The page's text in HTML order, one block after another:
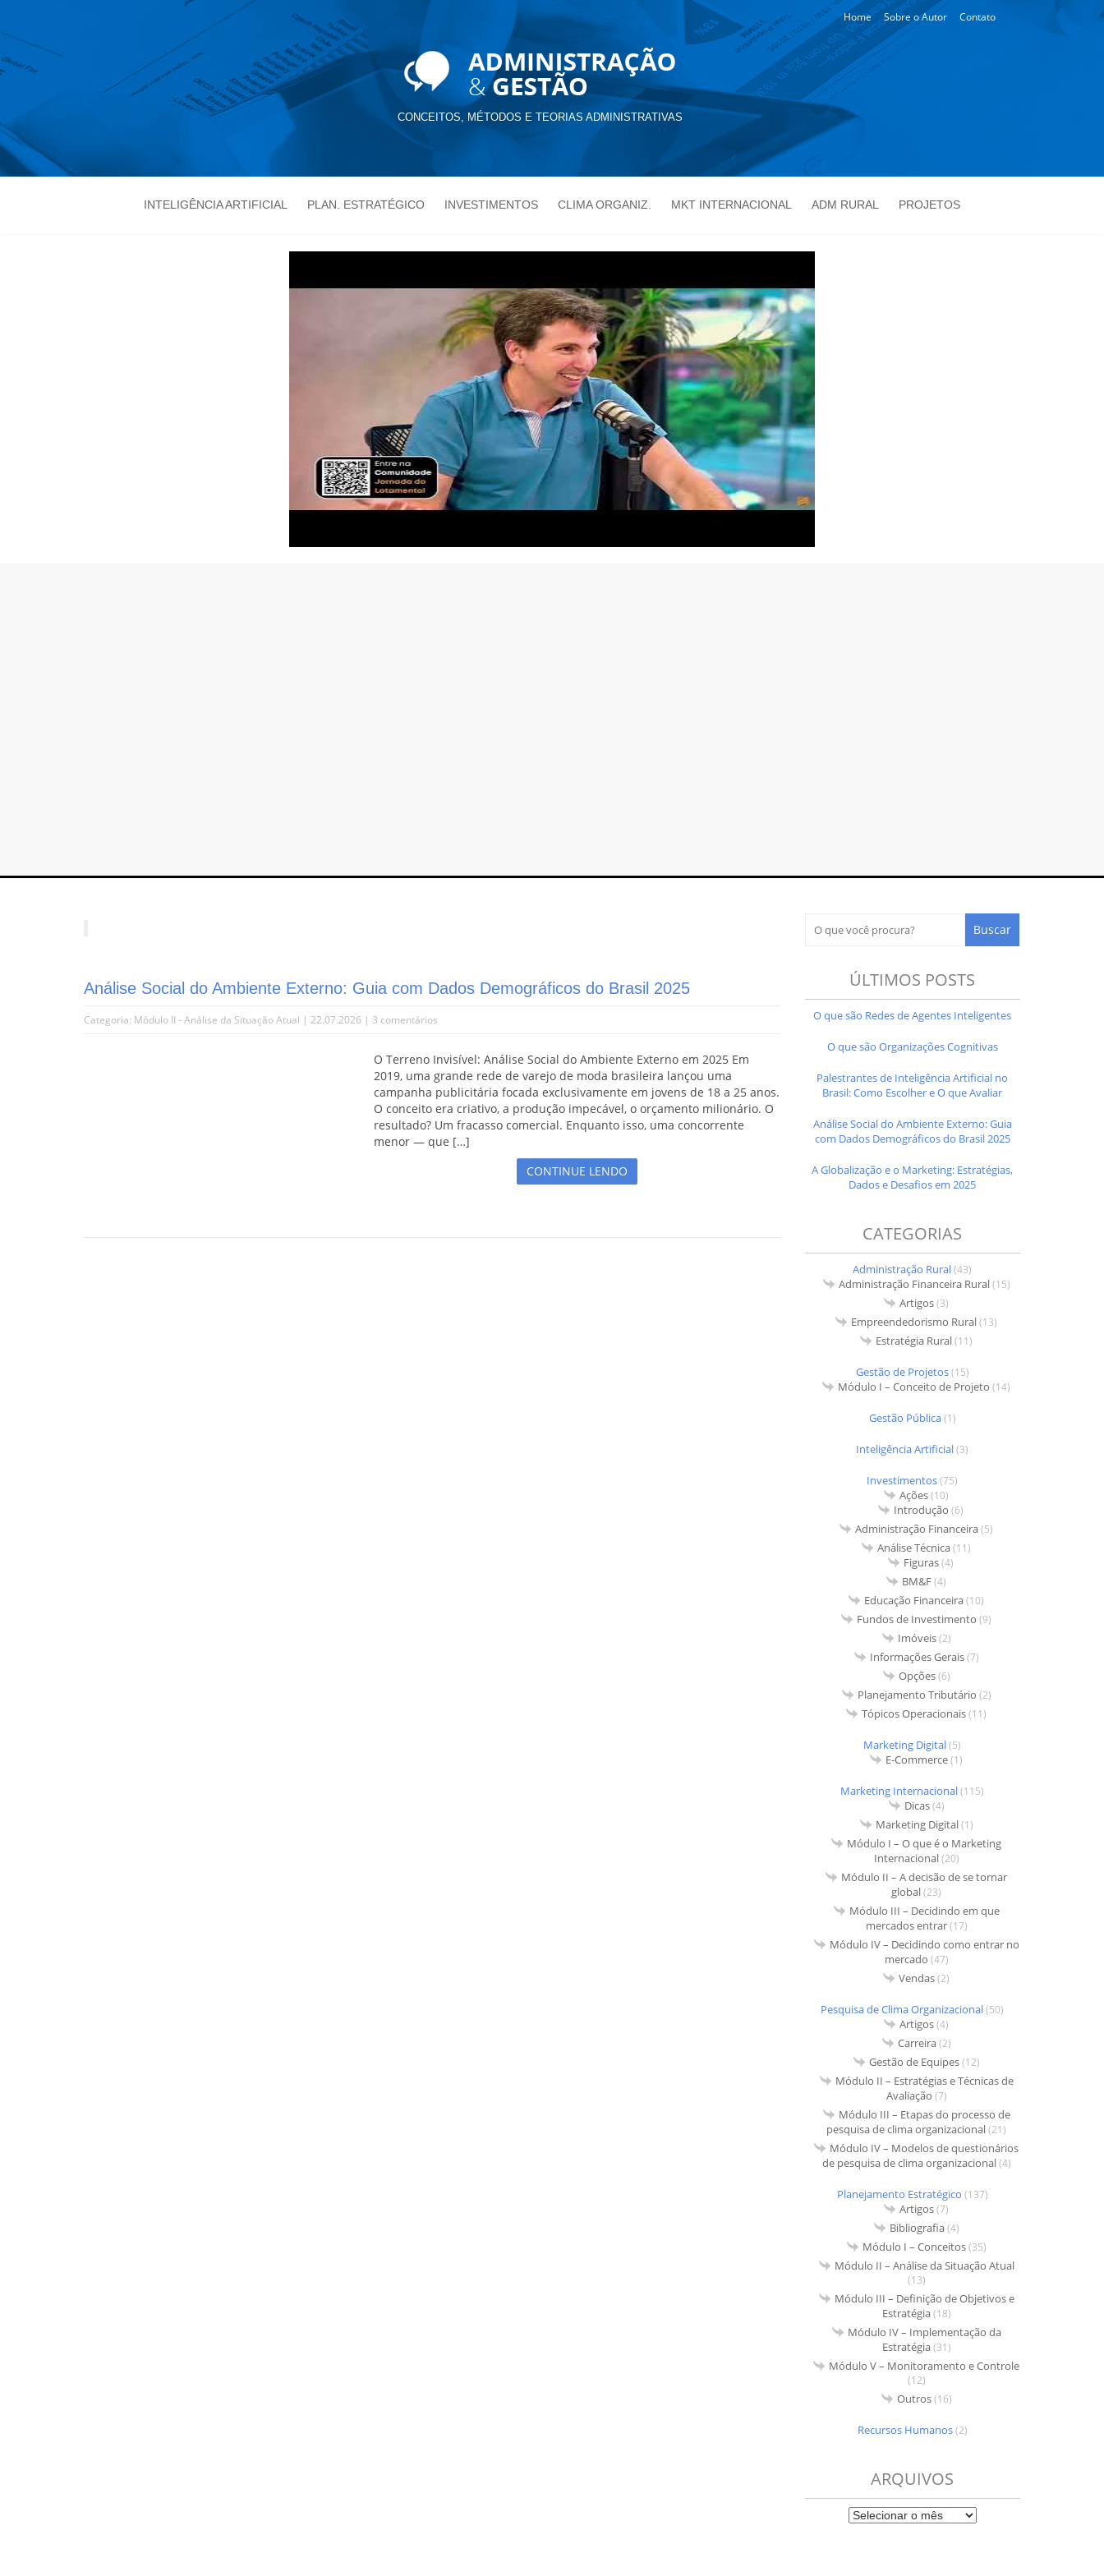
Home Sobre o Autor Contato
CONCEITOS, MÉTODOS E TEORIAS ADMINISTRATIVAS
INTELIGÊNCIA ARTIFICIAL PLAN. ESTRATÉGICO INVESTIMENTOS CLIMA ORGANIZ. MKT INTERNACIONAL ADM RURAL PROJETOS
Análise Social do Ambiente Externo: Guia com Dados Demográficos do Brasil 2025
Categoria: Módulo II - Análise da Situação Atual | 22.07.2026 | 3 comentários
O Terreno Invisível: Análise Social do Ambiente Externo em 2025 Em
2019, uma grande rede de varejo de moda brasileira lançou uma
campanha publicitária focada exclusivamente em jovens de 18 a 25 anos.
O conceito era criativo, a produção impecável, o orçamento milionário. O
resultado? Um fracasso comercial. Enquanto isso, uma concorrente
menor — que […]
CONTINUE LENDO
ÚLTIMOS POSTS
O que são Redes de Agentes Inteligentes
O que são Organizações Cognitivas
Palestrantes de Inteligência Artificial no
Brasil: Como Escolher e O que Avaliar
Análise Social do Ambiente Externo: Guia
com Dados Demográficos do Brasil 2025
A Globalização e o Marketing: Estratégias,
Dados e Desafios em 2025
CATEGORIAS
Administração Rural(43)
Administração Financeira Rural(15)
Artigos(3)
Empreendedorismo Rural(13)
Estratégia Rural(11)
Gestão de Projetos(15)
Módulo I – Conceito de Projeto (14)
Gestão Pública(1)
Inteligência Artificial(3)
Investimentos(75)
Ações(10)
Introdução (6)
Administração Financeira(5)
Análise Técnica(11)
Figuras(4)
BM&F(4)
Educação Financeira(10)
Fundos de Investimento (9)
Imóveis(2)
Informações Gerais(7)
Opções(6)
Planejamento Tributário (2)
Tópicos Operacionais(11)
Marketing Digital(5)
E-Commerce(1)
Marketing Internacional(115)
Dicas(4)
Marketing Digital(1)
Módulo I – O que é o Marketing
Internacional(20)
Módulo II – A decisão de se tornar
global(23)
Módulo III – Decidindo em que
mercados entrar(17)
Módulo IV – Decidindo como entrar no
mercado (47)
Vendas(2)
Pesquisa de Clima Organizacional(50)
Artigos(4)
Carreira(2)
Gestão de Equipes(12)
Módulo II – Estratégias e Técnicas de
Avaliação (7)
Módulo III – Etapas do processo de
pesquisa de clima organizacional(21)
Módulo IV – Modelos de questionários
de pesquisa de clima organizacional(4)
Planejamento Estratégico (137)
Artigos(7)
Bibliografia(4)
Módulo I – Conceitos(35)
Módulo II – Análise da Situação Atual
(13)
Módulo III – Definição de Objetivos e
Estratégia(18)
Módulo IV – Implementação da
Estratégia(31)
Módulo V – Monitoramento e Controle
(12)
Outros(16)
Recursos Humanos(2)
ARQUIVOS